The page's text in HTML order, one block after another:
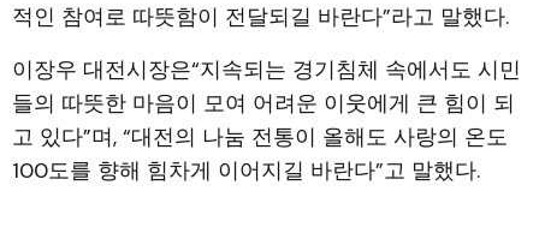
적인 참여로 따뜻함이 전달되길 바란다”라고 말했다.
이장우 대전시장은“지속되는 경기침체 속에서도 시민
들의 따뜻한 마음이 모여 어려운 이웃에게 큰 힘이 되
고 있다”며, “대전의 나눔 전통이 올해도 사랑의 온도
100도를 향해 힘차게 이어지길 바란다”고 말했다.